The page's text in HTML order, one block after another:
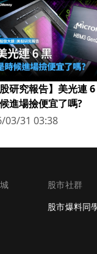
股研究報告】美光連 6
進場撿便宜了嗎?
03/31 03:38
股市社群
股市爆料同